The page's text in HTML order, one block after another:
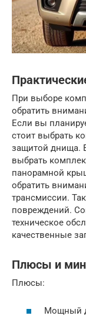
При выборе
обратить
Если вы
стоит выбрать
защитой днища.
выбрать
панорамной
обратить
трансмиссии.
повреждений.
техническое
качественные
Плюсы и
Плюсы:
Мощный